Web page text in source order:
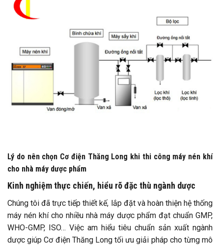
Lý do nên chọn Cơ điện Thăng Long khi thi công máy nén khí
cho nhà máy dược phẩm
Kinh nghiệm thực chiến, hiểu rõ đặc thù ngành dược
Chúng tôi đã trực tiếp thiết kế, lắp đặt và hoàn thiện hệ thống
máy nén khí cho nhiều nhà máy dược phẩm đạt chuẩn GMP,
WHO-GMP, ISO… Việc am hiểu tiêu chuẩn sản xuất ngành
dược giúp Cơ điện Thăng Long tối ưu giải pháp cho từng mô